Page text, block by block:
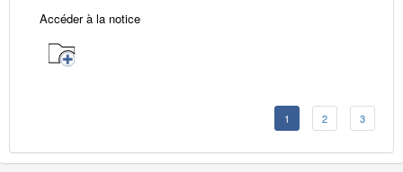
Accéder à la notice
1 2 3